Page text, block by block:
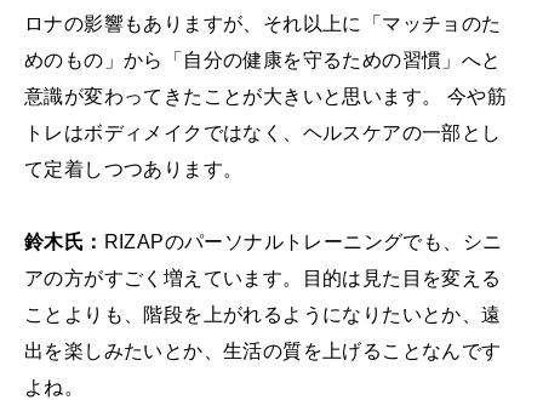
ロナの影響もありますが、それ以上に「マッチョのた
めのもの」から「自分の健康を守るための習慣」へと
意識が変わってきたことが大きいと思います。 今や筋
トレはボディメイクではなく、ヘルスケアの一部とし
て定着しつつあります。
鈴木氏： RIZAPのパーソナルトレーニングでも、シニ
アの方がすごく増えています。目的は見た目を変える
ことよりも、階段を上がれるようになりたいとか、遠
出を楽しみたいとか、生活の質を上げることなんです
よね。